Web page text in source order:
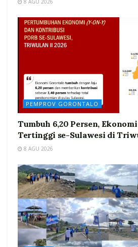
8 AGU 2026
PEMPROV GORONTALO
Tumbuh 6,20 Persen,
Tertinggi se-Sulawesi di
8 AGU 2026